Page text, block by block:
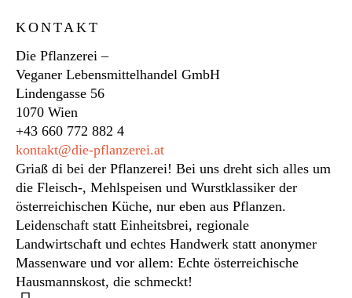
KONTAKT
Die Pflanzerei –
Veganer Lebensmittelhandel GmbH
Lindengasse 56
1070 Wien
+43 660 772 882 4
kontakt@die-pflanzerei.at
Griaß di bei der Pflanzerei! Bei uns dreht sich alles um
die Fleisch-, Mehlspeisen und Wurstklassiker der
österreichischen Küche, nur eben aus Pflanzen.
Leidenschaft statt Einheitsbrei, regionale
Landwirtschaft und echtes Handwerk statt anonymer
Massenware und vor allem: Echte österreichische
Hausmannskost, die schmeckt!